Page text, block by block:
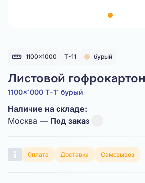
1100x1000 Т-11 бурый
Листовой гофрокартон
1100x1000 Т-11 бурый
Наличие на складе:
Москва — Под заказ
Оплата Доставка Самовывоз